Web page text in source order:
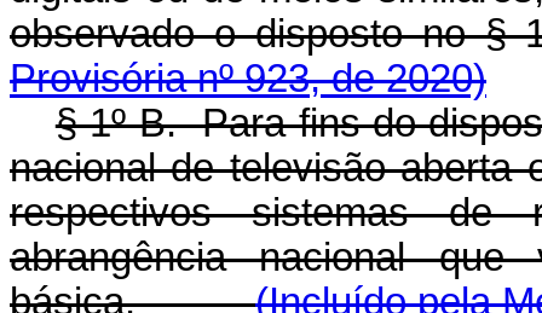
observado o
Provisória nº 923, de 2020)
§ 1º-B. Para fins do
nacional de televisão aberta
respectivos sistemas de
abrangência nacional que
básica.(Incluído pela